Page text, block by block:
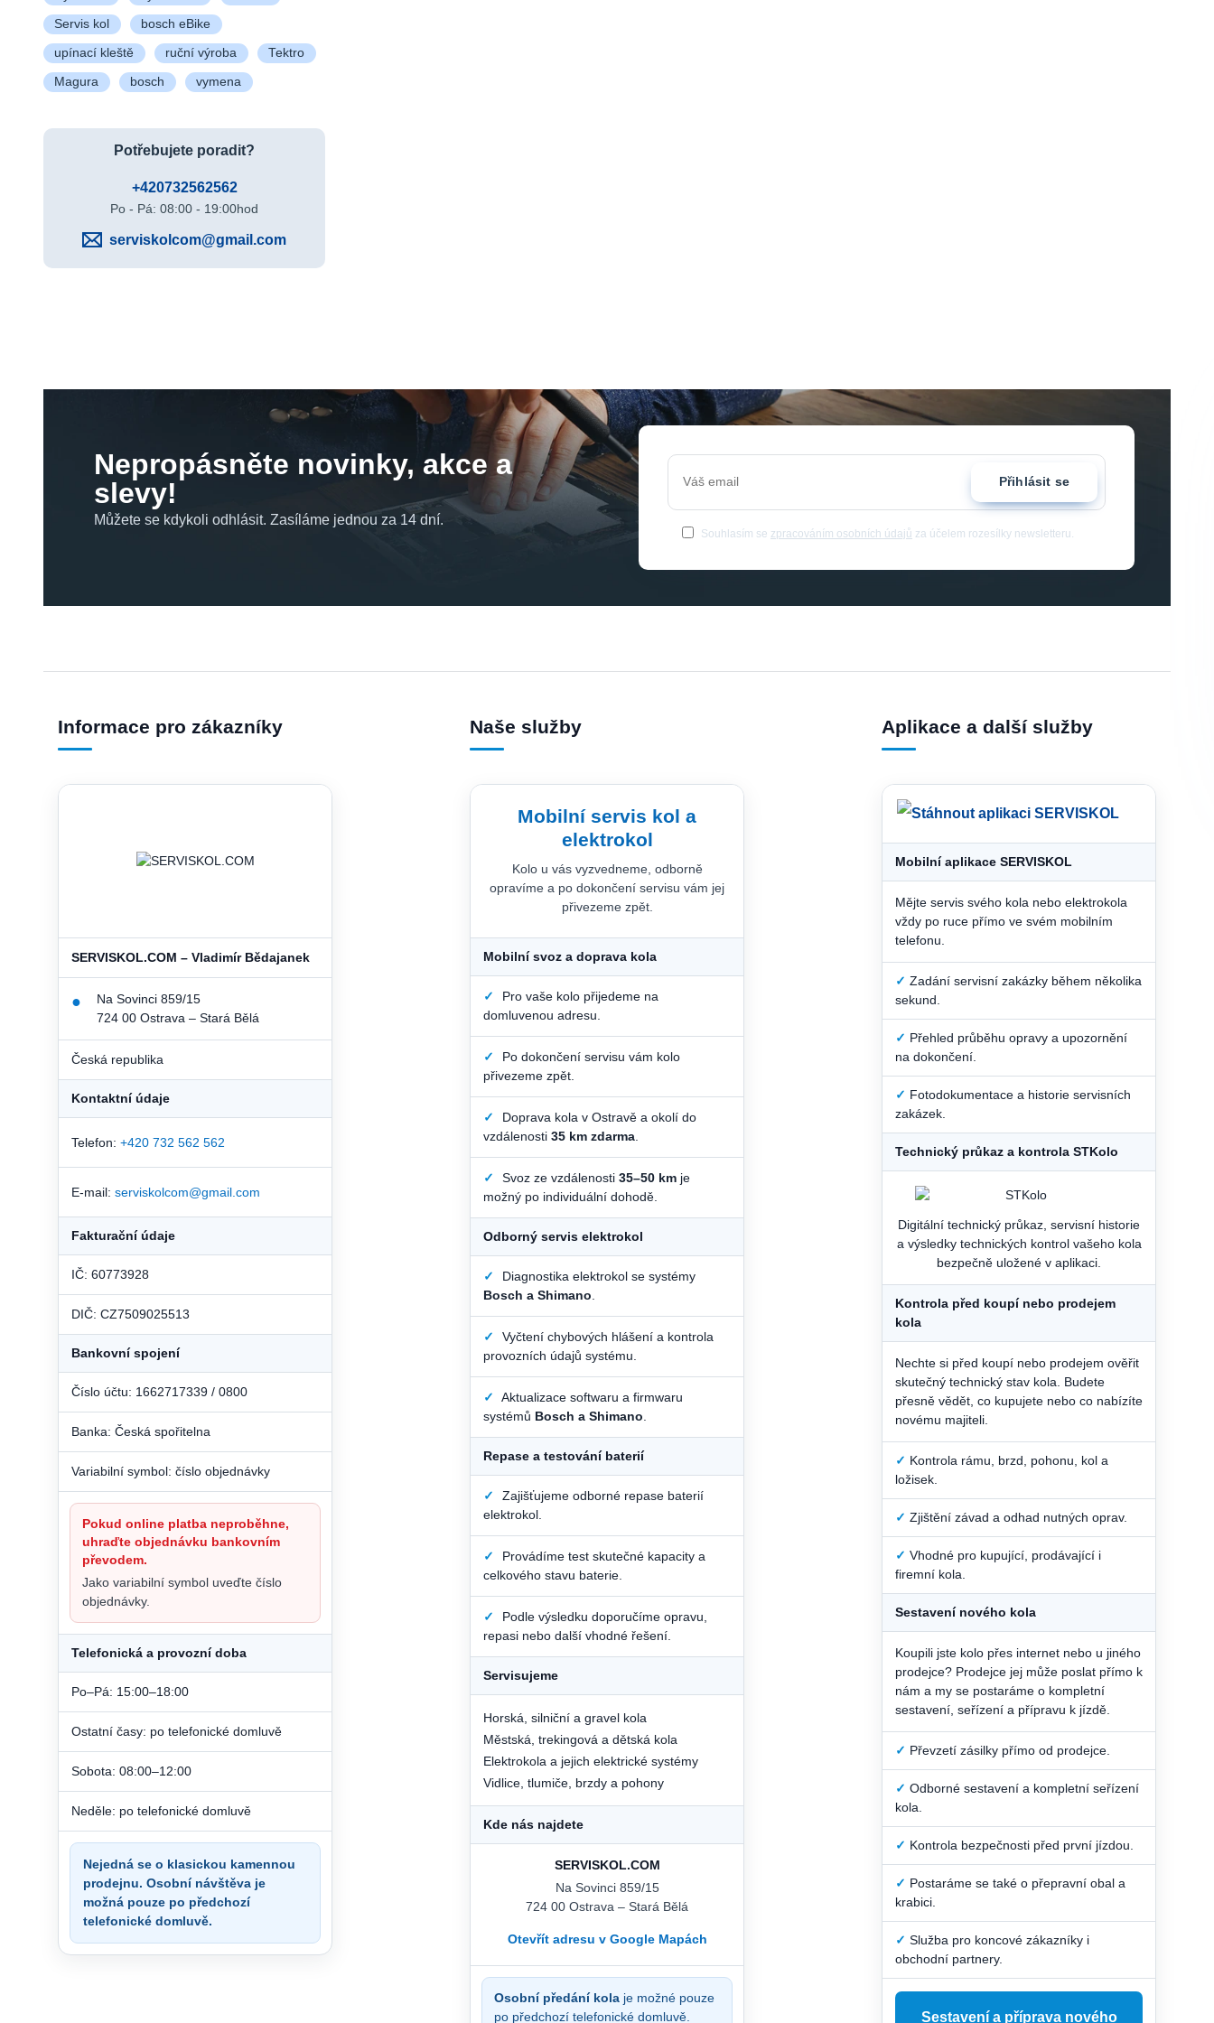
Servis kol bosch eBike
upínací kleště ruční výroba Tektro
Magura bosch vymena
Potřebujete poradit?
+420732562562
Po - Pá: 08:00 - 19:00hod
serviskolcom@gmail.com
Nepropásněte novinky, akce a
slevy!
Můžete se kdykoli odhlásit. Zasíláme jednou za 14 dní.
Přihlásit se
Souhlasím se zpracováním osobních údajů za účelem rozesílky newsletteru.
Informace pro zákazníky
SERVISKOL.COM – Vladimír Bědajanek
●
Na Sovinci 859/15
724 00 Ostrava – Stará Bělá
Česká republika
Kontaktní údaje
Telefon: +420 732 562 562
E-mail: serviskolcom@gmail.com
Fakturační údaje
IČ: 60773928
DIČ: CZ7509025513
Bankovní spojení
Číslo účtu: 1662717339 / 0800
Banka: Česká spořitelna
Variabilní symbol: číslo objednávky
Pokud online platba neproběhne,
uhraďte objednávku bankovním
převodem.
Jako variabilní symbol uveďte číslo
objednávky.
Telefonická a provozní doba
Po–Pá: 15:00–18:00
Ostatní časy: po telefonické domluvě
Sobota: 08:00–12:00
Neděle: po telefonické domluvě
Nejedná se o klasickou kamennou
prodejnu. Osobní návštěva je
možná pouze po předchozí
telefonické domluvě.
Naše služby
Mobilní servis kol a
elektrokol
Kolo u vás vyzvedneme, odborně
opravíme a po dokončení servisu vám jej
přivezeme zpět.
Mobilní svoz a doprava kola
✓
Pro vaše kolo přijedeme na
domluvenou adresu.
✓
Po dokončení servisu vám kolo
přivezeme zpět.
✓
Doprava kola v Ostravě a okolí do
vzdálenosti 35 km zdarma
✓ Svoz ze vzdálenosti 35–50 km je
možný po individuální dohodě.
Odborný servis elektrokol
✓
Diagnostika elektrokol se systémy
Bosch a Shimano
✓
Vyčtení chybových hlášení a kontrola
provozních údajů systému.
✓
Aktualizace softwaru a firmwaru
systémů Bosch a Shimano
Repase a testování baterií
✓
Zajišťujeme odborné repase baterií
elektrokol.
✓
Provádíme test skutečné kapacity a
celkového stavu baterie.
✓
Podle výsledku doporučíme opravu,
repasi nebo další vhodné řešení.
Servisujeme
Horská, silniční a gravel kola
Městská, trekingová a dětská kola
Elektrokola a jejich elektrické systémy
Vidlice, tlumiče, brzdy a pohony
Kde nás najdete
SERVISKOL.COM
Na Sovinci 859/15
724 00 Ostrava – Stará Bělá
Otevřít adresu v Google Mapách
Osobní předání kola je možné pouze
po předchozí telefonické domluvě.
Aplikace a další služby
Mobilní aplikace SERVISKOL
Mějte servis svého kola nebo elektrokola
vždy po ruce přímo ve svém mobilním
telefonu.
✓ Zadání servisní zakázky během několika
sekund.
✓ Přehled průběhu opravy a upozornění
na dokončení.
✓ Fotodokumentace a historie servisních
zakázek.
Technický průkaz a kontrola STKolo
Digitální technický průkaz, servisní historie
a výsledky technických kontrol vašeho kola
bezpečně uložené v aplikaci.
Kontrola před koupí nebo prodejem
kola
Nechte si před koupí nebo prodejem ověřit
skutečný technický stav kola. Budete
přesně vědět, co kupujete nebo co nabízíte
novému majiteli.
✓ Kontrola rámu, brzd, pohonu, kol a
ložisek.
✓ Zjištění závad a odhad nutných oprav.
✓ Vhodné pro kupující, prodávající i
firemní kola.
Sestavení nového kola
Koupili jste kolo přes internet nebo u jiného
prodejce? Prodejce jej může poslat přímo k
nám a my se postaráme o kompletní
sestavení, seřízení a přípravu k jízdě.
✓ Převzetí zásilky přímo od prodejce.
✓ Odborné sestavení a kompletní seřízení
kola.
✓ Kontrola bezpečnosti před první jízdou.
✓ Postaráme se také o přepravní obal a
krabici.
✓ Služba pro koncové zákazníky i
obchodní partnery.
Sestavení a příprava nového